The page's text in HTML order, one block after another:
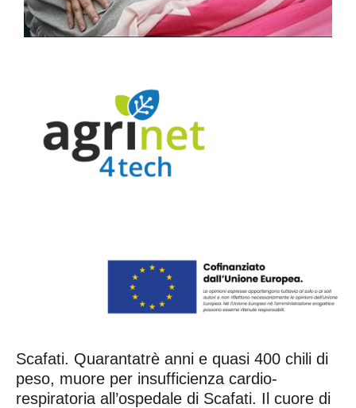
Scafati. Quarantatrè anni e quasi 400 chili di
peso, muore per insufficienza cardio-
respiratoria all’ospedale di Scafati. Il cuore di